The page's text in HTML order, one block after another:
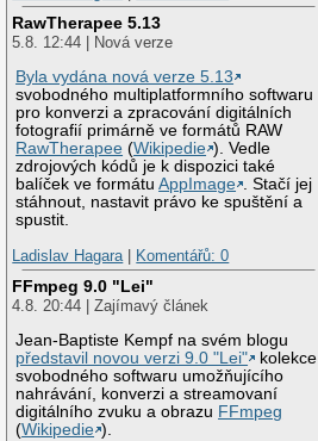
RawTherapee 5.13
5.8. 12:44 | Nová verze
Byla vydána nová verze 5.13
svobodného multiplatformního softwaru
pro konverzi a zpracování digitálních
fotografií primárně ve formátů RAW
RawTherapee (Wikipedie ). Vedle
zdrojových kódů je k dispozici také
balíček ve formátuAppImage . Stačí jej
stáhnout, nastavit právo ke spuštění a
spustit.
Ladislav Hagara
Komentářů: 0
FFmpeg 9.0 "Lei"
4.8. 20:44 | Zajímavý článek
Jean-Baptiste Kempf na svém blogu
představil novou verzi 9.0 "Lei"
kolekce
svobodného softwaru umožňujícího
nahrávání, konverzi a streamovaní
digitálního zvuku a obrazu FFmpeg
(Wikipedie ).